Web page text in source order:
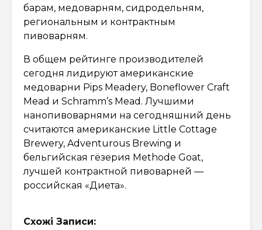
барам, медоварням, сидродельням,
региональным и контрактным
пивоварням.
В общем рейтинге производителей
сегодня лидируют американские
медоварни Pips Meadery, Boneflower Craft
Mead и Schramm’s Mead. Лучшими
нанопивоварнями на сегодняшний день
считаются американские Little Cottage
Brewery, Adventurous Brewing и
бельгийская гёзерия Methode Goat,
лучшей контрактной пивоварней —
российская «Диета».
Схожі Записи: